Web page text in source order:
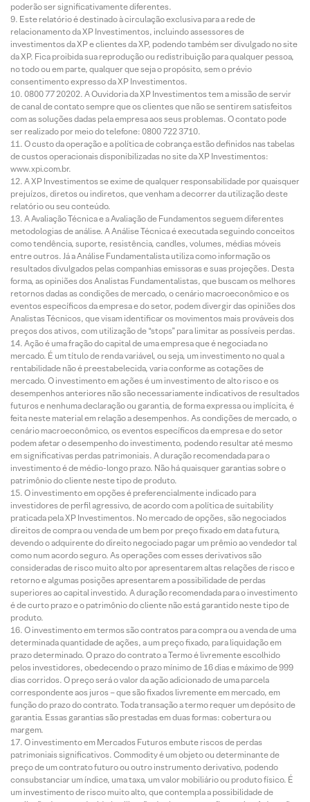
poderão ser significativamente diferentes.
Este relatório é destinado à circulação exclusiva para a rede de
relacionamento da XP Investimentos, incluindo assessores de
investimentos da XP e clientes da XP, podendo também ser divulgado no site
da XP. Fica proibida sua reprodução ou redistribuição para qualquer pessoa,
no todo ou em parte, qualquer que seja o propósito, sem o prévio
consentimento expresso da XP Investimentos.
0800 77 20202. A Ouvidoria da XP Investimentos tem a missão de servir
de canal de contato sempre que os clientes que não se sentirem satisfeitos
com as soluções dadas pela empresa aos seus problemas. O contato pode
ser realizado por meio do telefone: 0800 722 3710.
O custo da operação e a política de cobrança estão definidos nas tabelas
de custos operacionais disponibilizadas no site da XP Investimentos:
www.xpi.com.br.
A XP Investimentos se exime de qualquer responsabilidade por quaisquer
prejuízos, diretos ou indiretos, que venham a decorrer da utilização deste
relatório ou seu conteúdo.
A Avaliação Técnica e a Avaliação de Fundamentos seguem diferentes
metodologias de análise. A Análise Técnica é executada seguindo conceitos
como tendência, suporte, resistência, candles, volumes, médias móveis
entre outros. Já a Análise Fundamentalista utiliza como informação os
resultados divulgados pelas companhias emissoras e suas projeções. Desta
forma, as opiniões dos Analistas Fundamentalistas, que buscam os melhores
retornos dadas as condições de mercado, o cenário macroeconômico e os
eventos específicos da empresa e do setor, podem divergir das opiniões dos
Analistas Técnicos, que visam identificar os movimentos mais prováveis dos
preços dos ativos, com utilização de “stops” para limitar as possíveis perdas.
Ação é uma fração do capital de uma empresa que é negociada no
mercado. É um título de renda variável, ou seja, um investimento no qual a
rentabilidade não é preestabelecida, varia conforme as cotações de
mercado. O investimento em ações é um investimento de alto risco e os
desempenhos anteriores não são necessariamente indicativos de resultados
futuros e nenhuma declaração ou garantia, de forma expressa ou implícita, é
feita neste material em relação a desempenhos. As condições de mercado, o
cenário macroeconômico, os eventos específicos da empresa e do setor
podem afetar o desempenho do investimento, podendo resultar até mesmo
em significativas perdas patrimoniais. A duração recomendada para o
investimento é de médio-longo prazo. Não há quaisquer garantias sobre o
patrimônio do cliente neste tipo de produto.
O investimento em opções é preferencialmente indicado para
investidores de perfil agressivo, de acordo com a política de suitability
praticada pela XP Investimentos. No mercado de opções, são negociados
direitos de compra ou venda de um bem por preço fixado em data futura,
devendo o adquirente do direito negociado pagar um prêmio ao vendedor tal
como num acordo seguro. As operações com esses derivativos são
consideradas de risco muito alto por apresentarem altas relações de risco e
retorno e algumas posições apresentarem a possibilidade de perdas
superiores ao capital investido. A duração recomendada para o investimento
é de curto prazo e o patrimônio do cliente não está garantido neste tipo de
produto.
O investimento em termos são contratos para compra ou a venda de uma
determinada quantidade de ações, a um preço fixado, para liquidação em
prazo determinado. O prazo do contrato a Termo é livremente escolhido
pelos investidores, obedecendo o prazo mínimo de 16 dias e máximo de 999
dias corridos. O preço será o valor da ação adicionado de uma parcela
correspondente aos juros – que são fixados livremente em mercado, em
função do prazo do contrato. Toda transação a termo requer um depósito de
garantia. Essas garantias são prestadas em duas formas: cobertura ou
margem.
O investimento em Mercados Futuros embute riscos de perdas
patrimoniais significativos. Commodity é um objeto ou determinante de
preço de um contrato futuro ou outro instrumento derivativo, podendo
consubstanciar um índice, uma taxa, um valor mobiliário ou produto físico. É
um investimento de risco muito alto, que contempla a possibilidade de